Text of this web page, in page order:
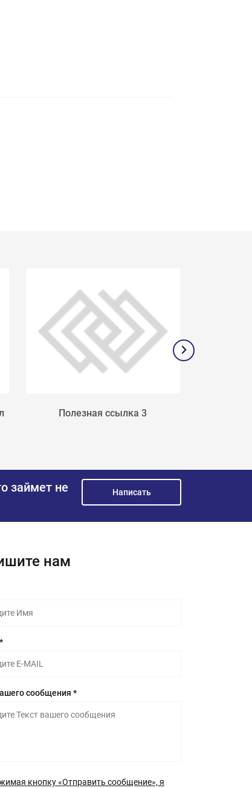
Полезная ссылка 3
займет не
Написать
нам
сообщения *
кнопку «Отправить сообщение», я